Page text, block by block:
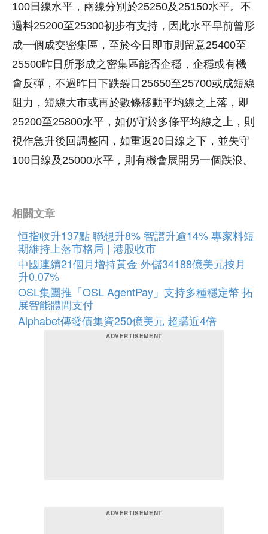
100日線水平，兩線分別於25250及25150水平。不
過料25200至25300初步有支持，因此水平早前曾形
成一個成交密集區，至於今日即市則留意25400至
25500昨日所形成之密集區能否企穩，企穩或有機
會反彈，不過昨日下跌裂口25650至25700或成短線
阻力，短線大市或再於數條移動平均線之上落，即
25200至25800水平，如仍守於多條平均線之上，則
視作急升後回調整固，如重返20日線之下，並失守
100日線及25000水平，則有機會展開另一個跌浪。
相關文章
恒指收升137點 聯想升8% 智譜升逾14% 專家料短
期維持上落市格局 | 港股收市
中國連續21個月增持黃金 外儲34188億美元按月
升0.07%
OSL集團推「OSL AgentPay」支持多種穩定幣 拓
展智能體間支付
Alphabet傳發債集資250億美元 超購近4倍